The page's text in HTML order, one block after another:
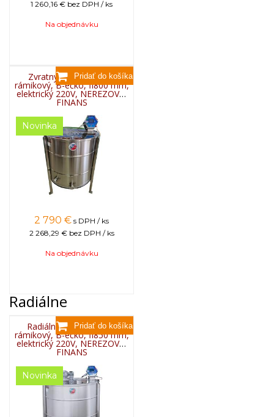
výrobca deklaruje, že tento výrobok je v
súlade so všetkými bodmi uvedenými v
smernici.
Tovar, ktorý nie je uvádzaný ako tovar skladom,
vieme zabezpečiť a dodať max. do 2 až 8
týždňov od zaplatenia predfaktúry. O presnom
termíne Vás budeme informovať.
1 260,16 € bez DPH / ks
Na objednávku
Zvratný medomet 10-
rámikový, B-éčko, fi800 mm,
elektrický 220V, NEREZOVÝ,
FINANS
Novinka
2 790 € s DPH / ks
2 268,29 € bez DPH / ks
Na objednávku
Radiálne
Radiálny medomet 24-
rámikový, B-éčko, fi850 mm,
elektrický 220V, NEREZOVÝ,
FINANS
Novinka